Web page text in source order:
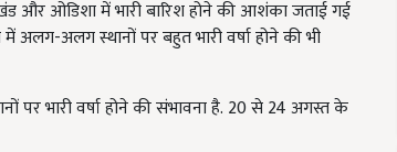
और ओडिशा में भारी बारिश होने की आशंका जताई गई
अलग-अलग स्थानों पर बहुत भारी वर्षा होने की भी
पर भारी वर्षा होने की संभावना है. 20से24अगस्त के